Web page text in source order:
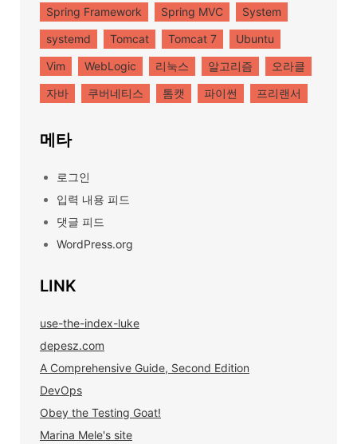
Spring Framework
Spring MVC
System
systemd
Tomcat Tomcat 7
Ubuntu
Vim
WebLogic 리눅스 알고리즘
오라클
자바
쿠버네티스 톰캣 파이썬 프리랜서
메타
로그인
입력 내용 피드
댓글 피드
WordPress.org
LINK
use-the-index-luke
depesz.com
A Comprehensive Guide, Second Edition
DevOps
Obey the Testing Goat!
Marina Mele's site